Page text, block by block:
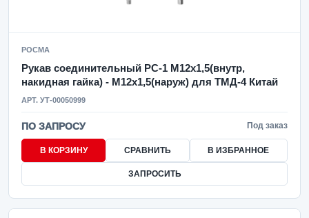
РОСМА
Рукав соединительный РС-1 М12х1,5(внутр,
накидная гайка) - М12х1,5(наруж) для ТМД-4 Китай
АРТ. УТ-00050999
ПО ЗАПРОСУ Под заказ
В КОРЗИНУ СРАВНИТЬ В ИЗБРАННОЕ
ЗАПРОСИТЬ